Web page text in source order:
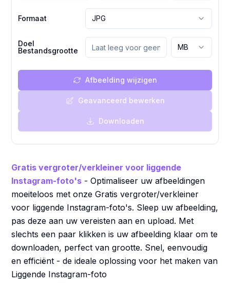
Formaat JPG
Doel
Bestandsgrootte
MB
Afbeelding wijzigen
Geavanceerd bewerken
Downloaden
Gratis vergroter/verkleiner voor liggende
Instagram-foto's - Optimaliseer uw afbeeldingen
moeiteloos met onze Gratis vergroter/verkleiner
voor liggende Instagram-foto's. Sleep uw afbeelding,
pas deze aan uw vereisten aan en upload. Met
slechts een paar klikken is uw afbeelding klaar om te
downloaden, perfect van grootte. Snel, eenvoudig
en efficiënt - de ideale oplossing voor het maken van
Liggende Instagram-foto